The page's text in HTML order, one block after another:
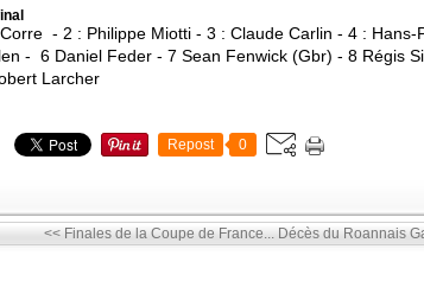
- 2 : Philippe Miotti - 3 : Claude Carlin - 4 : Hans-
- 6 Daniel Feder - 7 Sean Fenwick (Gbr) - 8 Régis
Larcher
Repost 0
<< Finales de la Coupe de France... Décès du Roannais